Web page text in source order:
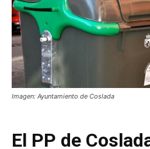
Imagen: Ayuntamiento de Coslada
El PP de